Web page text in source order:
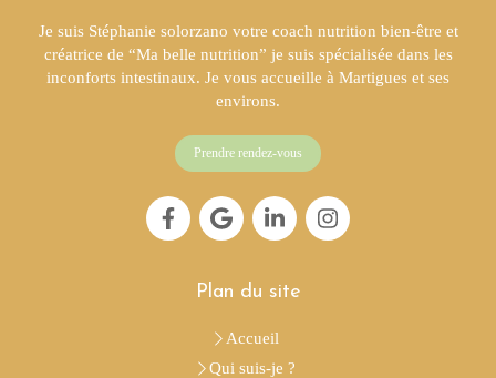
Je suis Stéphanie solorzano votre coach nutrition bien-être et
créatrice de “Ma belle nutrition” je suis spécialisée dans les
inconforts intestinaux. Je vous accueille à Martigues et ses
environs.
Prendre rendez-vous
Plan du site
Accueil
Qui suis-je ?